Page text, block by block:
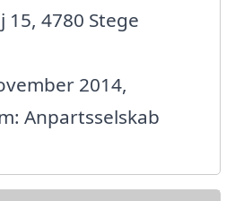
15, 4780 Stege
2014,
Anpartsselskab